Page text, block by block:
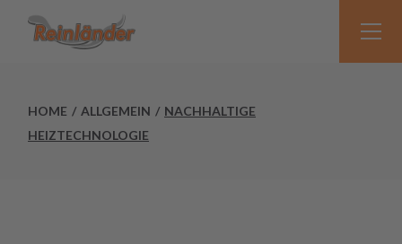
HOME ALLGEMEIN
NACHHALTIGE
HEIZTECHNOLOGIE